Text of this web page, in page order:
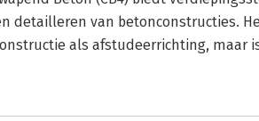
detailleren van betonconstructies.
als afstudeerrichting, maar